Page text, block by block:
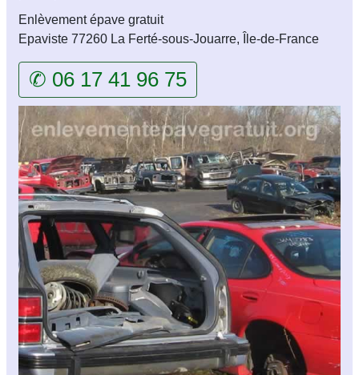
Enlèvement épave gratuit
Epaviste 77260 La Ferté-sous-Jouarre, Île-de-France
✆ 06 17 41 96 75